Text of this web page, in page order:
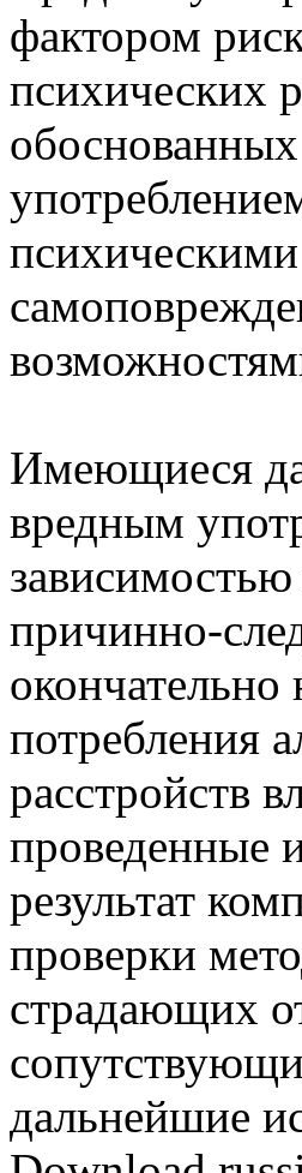
фактором
психических
психическими
Имеющиеся
вредным
причинно-
потребления
расстройств
проведенные
результат
проверки
страдающих
дальнейшие